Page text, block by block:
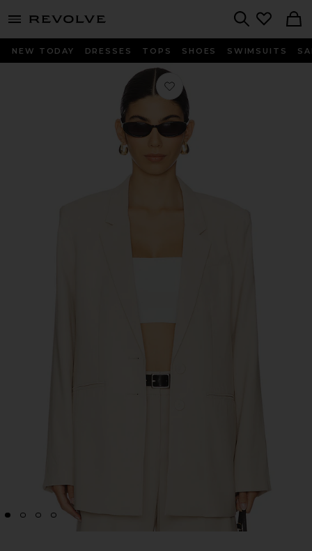
menu - shows more content
NEW TODAY DRESSES TOPS SHOES SWIMSUITS
Любимое БЛЕЙЗЕР ALEXIS